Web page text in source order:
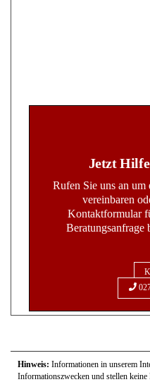
Jetzt
Rufen Sie uns an um
vereinbaren
Kontaktformular
Beratungsanfrage
Hinweis: Informationen in unserem
Informationszwecken und stellen keine